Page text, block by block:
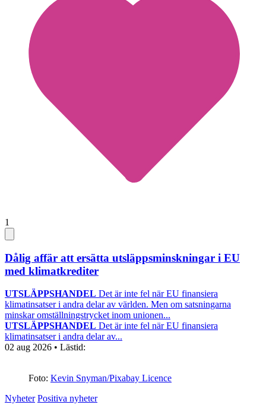
1
Dålig affär att ersätta utsläppsminskningar i EU
med klimatkrediter
UTSLÄPPSHANDEL Det är inte fel när EU finansiera
klimatinsatser i andra delar av världen. Men om satsningarna
minskar omställningstrycket inom unionen...
UTSLÄPPSHANDEL Det är inte fel när EU finansiera
klimatinsatser i andra delar av...
02 aug 2026 • Lästid:
Foto: Kevin Snyman/Pixabay Licence
Nyheter Positiva nyheter